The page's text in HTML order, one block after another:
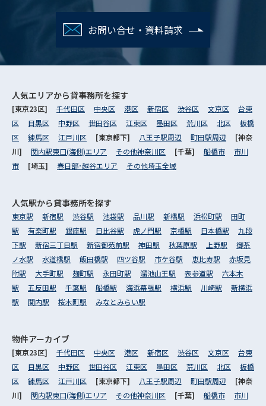
お問い合せ・資料請求
人気エリアから貸事務所を探す
[東京23区] 千代田区 中央区 港区 新宿区 渋谷区 文京区
台東
区
目黒区 中野区 世田谷区 江東区 墨田区 荒川区 北区
板橋
区
練馬区 江戸川区 [東京都下] 八王子駅周辺 町田駅周辺
[神奈
川] 関内駅東口(海側)エリア その他神奈川区 [千葉] 船橋市
市川
市
[埼玉] 春日部･越谷エリア その他埼玉全域
人気駅から貸事務所を探す
東京駅 新宿駅 渋谷駅 池袋駅 品川駅 新橋駅 浜松町駅
田町
駅
有楽町駅 銀座駅 日比谷駅 虎ノ門駅 京橋駅 日本橋駅
九段
下駅
新宿三丁目駅 新宿御苑前駅 神田駅 秋葉原駅 上野駅
御茶
ノ水駅
水道橋駅 飯田橋駅 四ツ谷駅 市ケ谷駅 恵比寿駅
赤坂見
附駅
大手町駅 麹町駅 永田町駅 溜池山王駅 表参道駅
六本木
駅
五反田駅 千葉駅 船橋駅 海浜幕張駅 横浜駅 川崎駅
新横浜
駅
関内駅 桜木町駅 みなとみらい駅
物件アーカイブ
[東京23区] 千代田区 中央区 港区 新宿区 渋谷区 文京区
台東
区
目黒区 中野区 世田谷区 江東区 墨田区 荒川区 北区
板橋
区
練馬区 江戸川区 [東京都下] 八王子駅周辺 町田駅周辺
[神奈
川] 関内駅東口(海側)エリア その他神奈川区 [千葉] 船橋市
市川